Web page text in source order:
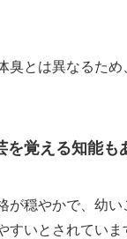
臭とは異なるため
を覚える知能も
が穏やかで、幼
すいとされていま